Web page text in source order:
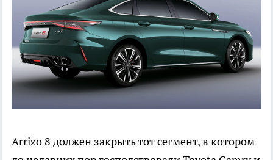
Arrizo 8 должен закрыть тот сегмент, в котором